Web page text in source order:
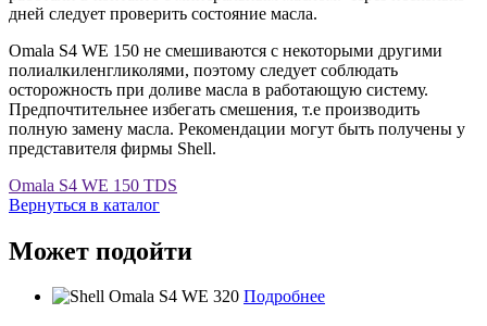
дней следует проверить состояние масла.
Omala S4 WE 150 не смешиваются с некоторыми другими
полиалкиленгликолями, поэтому следует соблюдать
осторожность при доливе масла в работающую систему.
Предпочтительнее избегать смешения, т.е производить
полную замену масла. Рекомендации могут быть получены у
представителя фирмы Shell.
Omala S4 WE 150 TDS
Вернуться в каталог
Может подойти
Подробнее